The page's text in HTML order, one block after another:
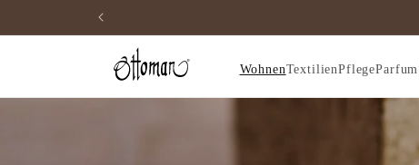
Inhalt
WohnenTextilienPflegeParfum